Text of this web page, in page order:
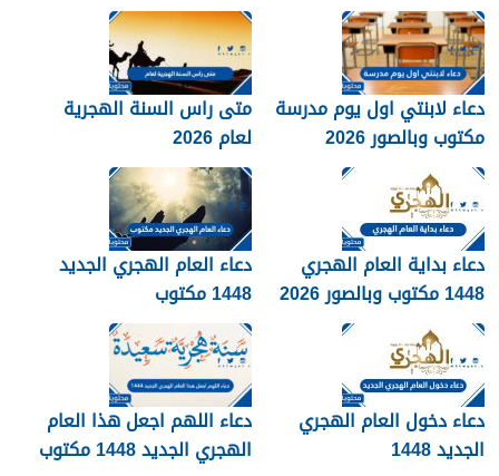
دعاء لابنتي اول يوم مدرسة
مكتوب وبالصور 2026
متى راس السنة الهجرية
لعام 2026
دعاء بداية العام الهجري
1448 مكتوب وبالصور 2026
دعاء العام الهجري الجديد
1448 مكتوب
دعاء دخول العام الهجري
الجديد 1448
دعاء اللهم اجعل هذا العام
الهجري الجديد 1448 مكتوب